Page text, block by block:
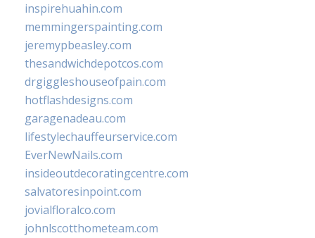
inspirehuahin.com
memmingerspainting.com
jeremypbeasley.com
thesandwichdepotcos.com
drgiggleshouseofpain.com
hotflashdesigns.com
garagenadeau.com
lifestylechauffeurservice.com
EverNewNails.com
insideoutdecoratingcentre.com
salvatoresinpoint.com
jovialfloralco.com
johnlscotthometeam.com